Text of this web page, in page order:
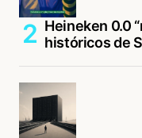
Heineken 0.0
históricos de